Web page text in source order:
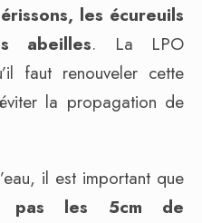
les écureuils
abeilles. La LPO
faut renouveler cette
la propagation de
il est important que
pas les 5cm de